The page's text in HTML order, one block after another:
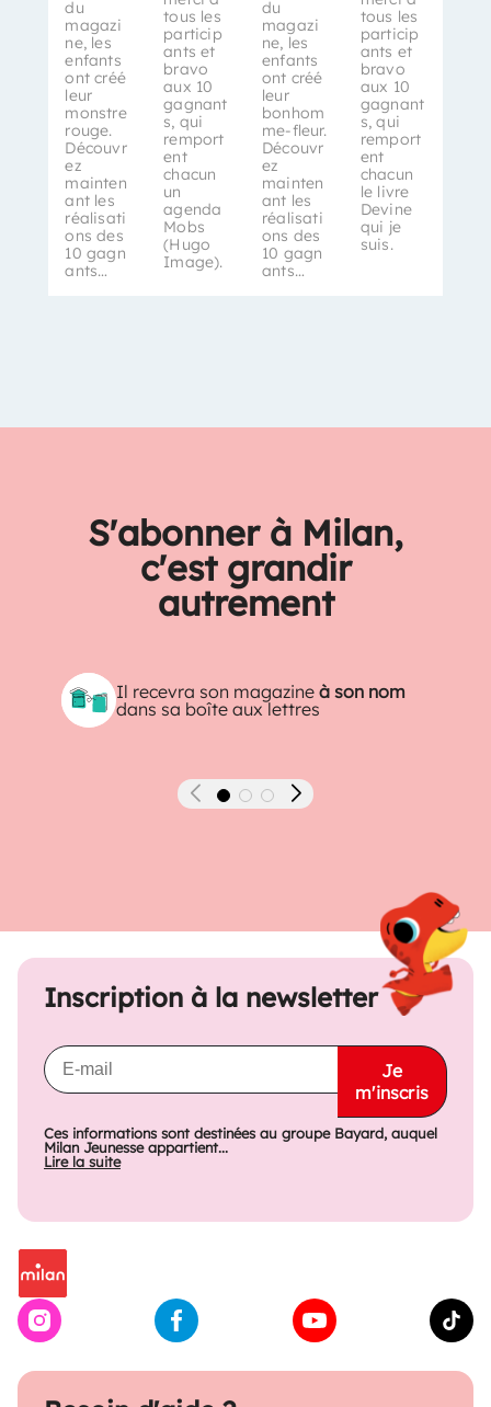
du
magazi
ne, les
enfants
ont créé
leur
monstre
rouge.
Découvr
ez
mainten
ant les
réalisati
ons des
10 gagn
ants…
tous les
particip
ants et
bravo
aux 10
gagnant
s, qui
remport
ent
chacun
un
agenda
Mobs
(Hugo
Image).
du
magazi
ne, les
enfants
ont créé
leur
bonhom
me-fleur.
Découvr
ez
mainten
ant les
réalisati
ons des
10 gagn
ants…
tous les
particip
ants et
bravo
aux 10
gagnant
s, qui
remport
ent
chacun
le livre
Devine
qui je
suis.
S'abonner à Milan,
c'est grandir
autrement
Il recevra son magazineà son nom
dans sa boîte aux lettres
Précédent Suivant
Inscription à la newsletter
Je
m'inscris
Ces informations sont destinées au groupe Bayard, auquel
Milan Jeunesse appartient...
Lire la suite